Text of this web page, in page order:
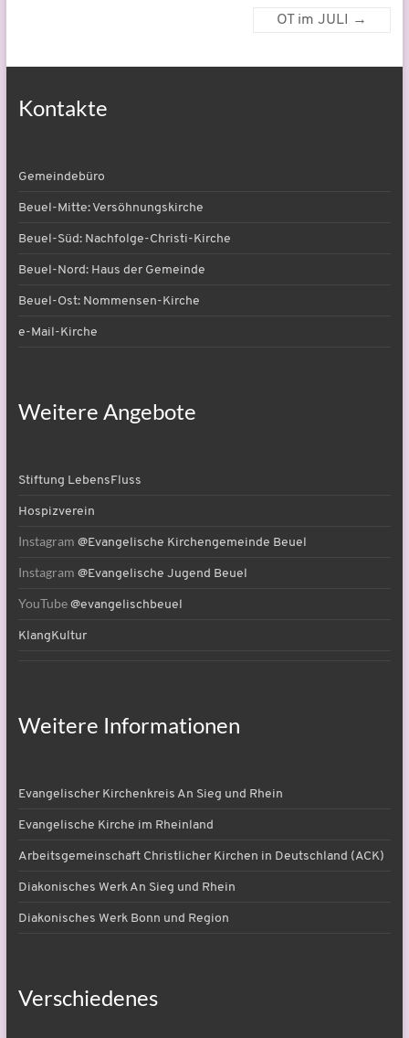
OT im JULI →
Kontakte
Gemeindebüro
Beuel-Mitte: Versöhnungskirche
Beuel-Süd: Nachfolge-Christi-Kirche
Beuel-Nord: Haus der Gemeinde
Beuel-Ost: Nommensen-Kirche
e-Mail-Kirche
Weitere Angebote
Stiftung LebensFluss
Hospizverein
Instagram @Evangelische Kirchengemeinde Beuel
Instagram @Evangelische Jugend Beuel
YouTube @evangelischbeuel
KlangKultur
Weitere Informationen
Evangelischer Kirchenkreis An Sieg und Rhein
Evangelische Kirche im Rheinland
Arbeitsgemeinschaft Christlicher Kirchen in Deutschland (ACK)
Diakonisches Werk An Sieg und Rhein
Diakonisches Werk Bonn und Region
Verschiedenes